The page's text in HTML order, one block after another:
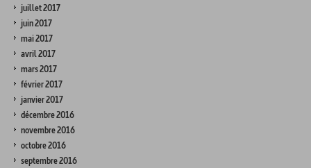
juillet 2017
juin 2017
mai 2017
avril 2017
mars 2017
février 2017
janvier 2017
décembre 2016
novembre 2016
octobre 2016
septembre 2016